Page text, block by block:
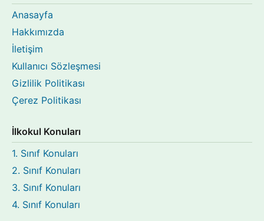
Anasayfa
Hakkımızda
İletişim
Kullanıcı Sözleşmesi
Gizlilik Politikası
Çerez Politikası
İlkokul Konuları
1. Sınıf Konuları
2. Sınıf Konuları
3. Sınıf Konuları
4. Sınıf Konuları